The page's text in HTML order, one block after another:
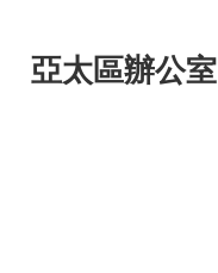
亞太區辦公室